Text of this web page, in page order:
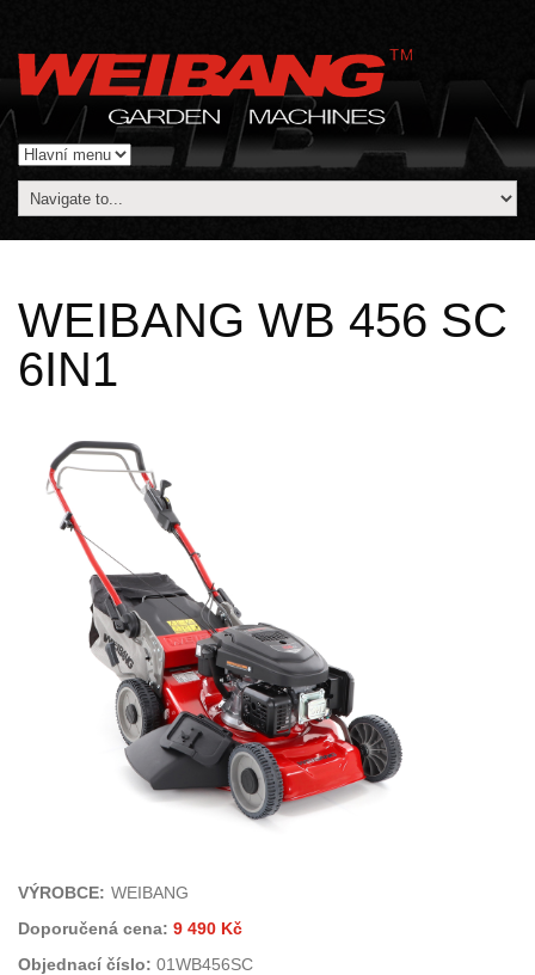
WEIBANG WB 456 SC
6IN1
VÝROBCE: WEIBANG
Doporučená cena: 9 490 Kč
Objednací číslo: 01WB456SC